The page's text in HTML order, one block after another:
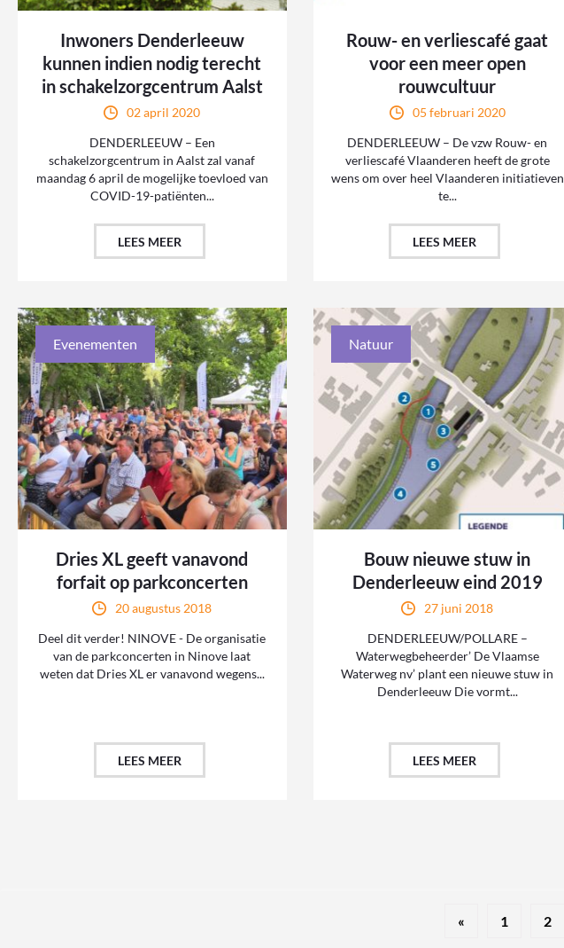
Inwoners Denderleeuw
kunnen indien nodig terecht
in schakelzorgcentrum Aalst
02 april 2020
DENDERLEEUW – Een
schakelzorgcentrum in Aalst zal vanaf
maandag 6 april de mogelijke toevloed van
COVID-19-patiënten...
LEES MEER
Rouw- en verliescafé gaat
voor een meer open
rouwcultuur
05 februari 2020
DENDERLEEUW – De vzw Rouw- en
verliescafé Vlaanderen heeft de grote
wens om over heel Vlaanderen initiatieven
te...
LEES MEER
Evenementen
Dries XL geeft vanavond
forfait op parkconcerten
20 augustus 2018
Deel dit verder! NINOVE - De organisatie
van de parkconcerten in Ninove laat
weten dat Dries XL er vanavond wegens...
LEES MEER
Natuur
Bouw nieuwe stuw in
Denderleeuw eind 2019
27 juni 2018
DENDERLEEUW/POLLARE –
Waterwegbeheerder’ De Vlaamse
Waterweg nv’ plant een nieuwe stuw in
Denderleeuw Die vormt...
LEES MEER
« 1 2